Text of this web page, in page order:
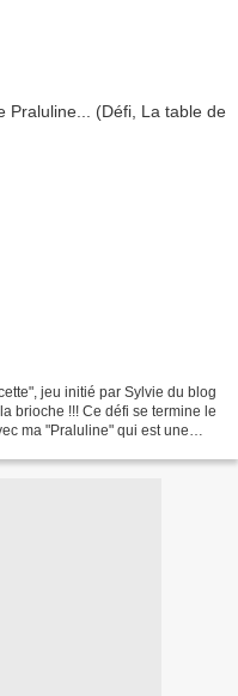
jeu initié par Sylvie du blog
brioche !!! Ce défi se termine le
ma "Praluline" qui est une